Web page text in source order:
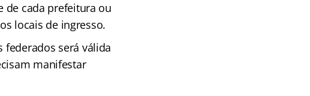
de cada prefeitura ou
locais de ingresso.
federados será válida
manifestar